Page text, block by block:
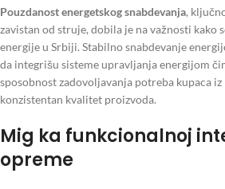
Pouzdanost energetskog snabdevanja,
zavistan od struje, dobila je na važnosti kako
energije u Srbiji. Stabilno snabdevanje
da integrišu sisteme upravljanja energijom
sposobnost zadovoljavanja potreba kupaca
konzistentan kvalitet proizvoda.
Mig ka funkcionalnoj
opreme